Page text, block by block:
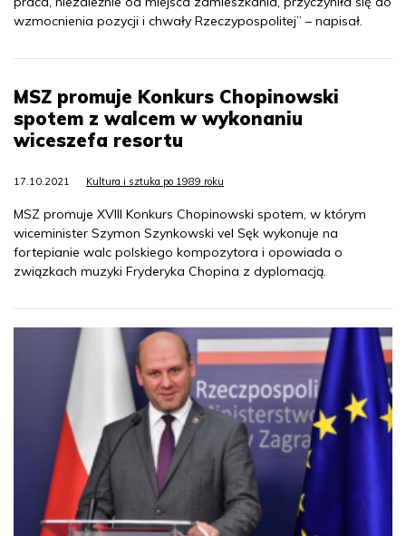
wzmocnienia pozycji i chwały Rzeczypospolitej” – napisał.
MSZ promuje Konkurs Chopinowski
spotem z walcem w wykonaniu
wiceszefa resortu
17.10.2021 Kultura i sztuka po 1989 roku
MSZ promuje XVIII Konkurs Chopinowski spotem, w którym
wiceminister Szymon Szynkowski vel Sęk wykonuje na
fortepianie walc polskiego kompozytora i opowiada o
związkach muzyki Fryderyka Chopina z dyplomacją.